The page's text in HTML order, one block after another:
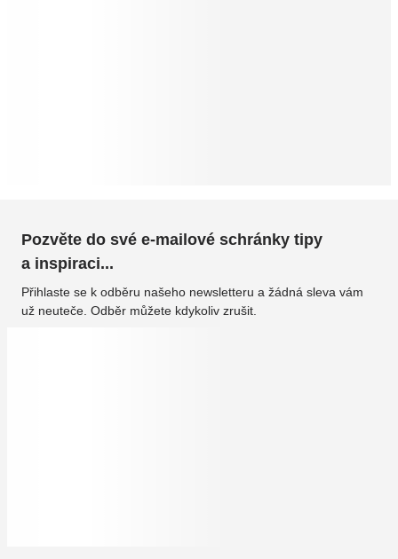
Pozvěte do své e-mailové schránky tipy
a inspiraci...
Přihlaste se k odběru našeho newsletteru a žádná sleva vám
už neuteče. Odběr můžete kdykoliv zrušit.